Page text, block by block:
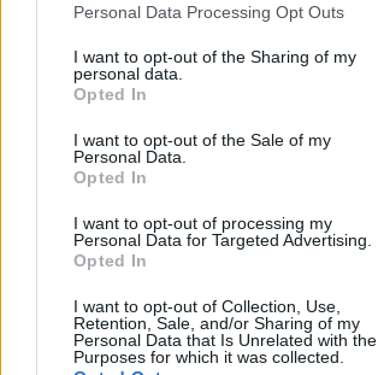
Personal Data Processing Opt Outs
I want to opt-out of the Sharing of my
personal data.
Opted In
I want to opt-out of the Sale of my
Personal Data.
Opted In
I want to opt-out of processing my
Personal Data for Targeted Advertising.
Opted In
I want to opt-out of Collection, Use,
Retention, Sale, and/or Sharing of my
Personal Data that Is Unrelated with the
Purposes for which it was collected.
Publicidad